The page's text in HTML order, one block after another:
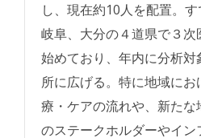
し、現在約10人を配置。す
岐阜、大分の４道県で３
始めており、年内に分析
所に広げる。特に地域に
療・ケアの流れや、新た
のステークホルダーやイ